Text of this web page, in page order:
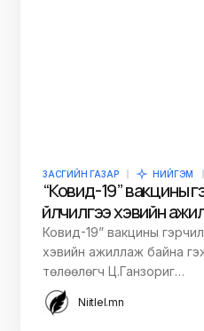
ЗАСГИЙН ГАЗАР НИЙГЭМ
“Ковид-19” вакцины
үйлчилгээ хэвийн
Ковид-19” вакцины
хэвийн ажиллаж байна
төлөөлөгч Ц.Ганзориг…
Niitlel.mn